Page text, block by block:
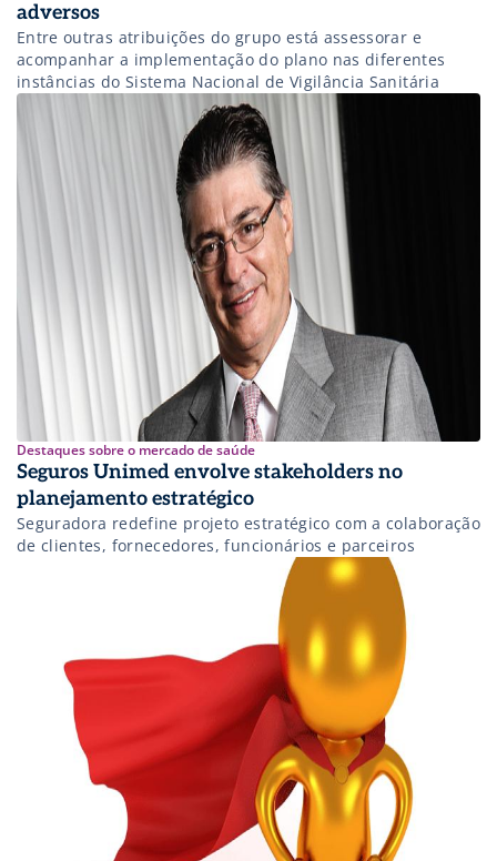
adversos
Entre outras atribuições do grupo está assessorar e
acompanhar a implementação do plano nas diferentes
instâncias do Sistema Nacional de Vigilância Sanitária
Destaques sobre o mercado de saúde
Seguros Unimed envolve stakeholders no
planejamento estratégico
Seguradora redefine projeto estratégico com a colaboração
de clientes, fornecedores, funcionários e parceiros